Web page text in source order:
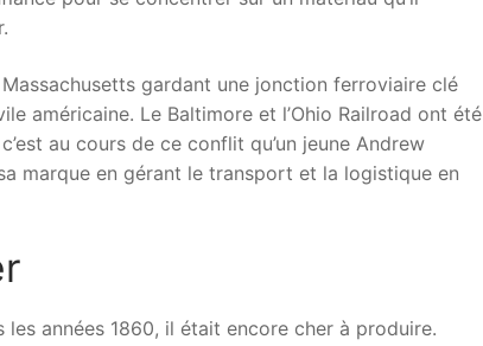
gardant une jonction ferroviaire clé
américaine. Le Baltimore et l’Ohio Railroad ont été
au cours de ce conflit qu’un jeune Andrew
marque en gérant le transport et la logistique en
années 1860, il était encore cher à produire.